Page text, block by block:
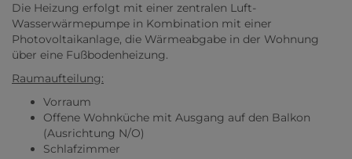
Die Heizung erfolgt mit einer zentralen Luft-
Wasserwärmepumpe in Kombination mit einer
Photovoltaikanlage, die Wärmeabgabe in der Wohnung
über eine Fußbodenheizung.
Raumaufteilung:
Vorraum
Offene Wohnküche mit Ausgang auf den Balkon
(Ausrichtung N/O)
Schlafzimmer